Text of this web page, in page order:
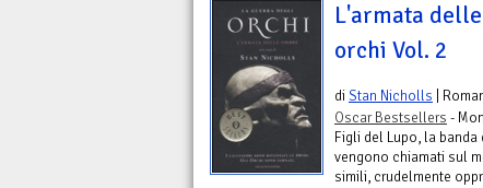
L'armata
orchi Vol. 2
diStan Nicholls |
Oscar Bestsellers -
Figli del Lupo, la
vengono chiamati sul
simili, crudelmente